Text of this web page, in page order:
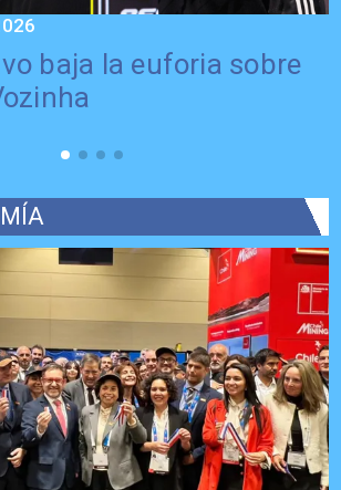
baja la euforia sobre